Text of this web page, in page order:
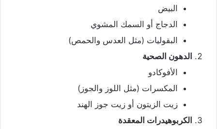
البيض
الدجاج أو السمك المشوي
البقوليات (مثل العدس والحمص)
الدهون الصحية
الأفوكادو
المكسرات (مثل اللوز والجوز)
زيت الزيتون أو زيت جوز الهند
الكربوهيدرات المعقدة